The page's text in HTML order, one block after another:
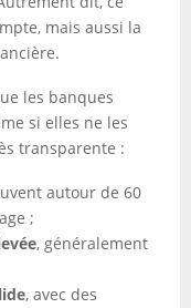
mais aussi la
les banques
si elles ne les
transparente :
autour de 60
;
, généralement
, avec des